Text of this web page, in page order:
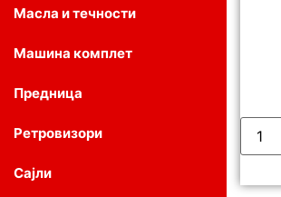
Масла и течности
Машина комплет
Предница
Ретровизори
Сајли